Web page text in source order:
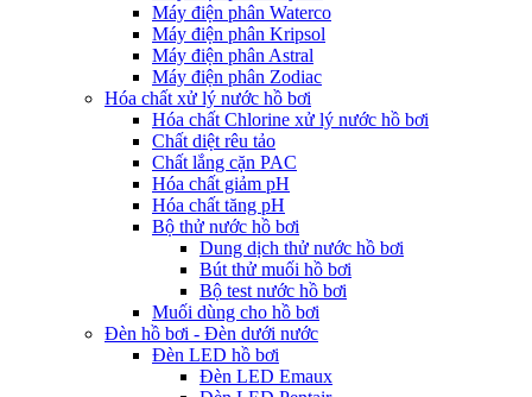
Máy điện phân Waterco
Máy điện phân Kripsol
Máy điện phân Astral
Máy điện phân Zodiac
Hóa chất xử lý nước hồ bơi
Hóa chất Chlorine xử lý nước hồ bơi
Chất diệt rêu tảo
Chất lắng cặn PAC
Hóa chất giảm pH
Hóa chất tăng pH
Bộ thử nước hồ bơi
Dung dịch thử nước hồ bơi
Bút thử muối hồ bơi
Bộ test nước hồ bơi
Muối dùng cho hồ bơi
Đèn hồ bơi - Đèn dưới nước
Đèn LED hồ bơi
Đèn LED Emaux